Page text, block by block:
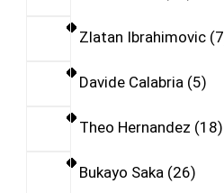
Zlatan Ibrahimovic 7
Davide Calabria 5
Theo Hernandez 18
Bukayo Saka 26